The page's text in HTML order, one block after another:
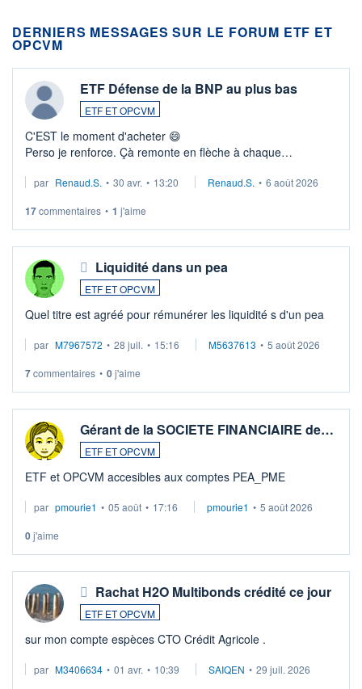
DERNIERS MESSAGES SUR LE FORUM ETF ET
OPCVM
ETF Défense de la BNP au plus bas
ETF ET OPCVM
C'EST le moment d'acheter 😄​
Perso je renforce. Çà remonte en flèche à chaque
Investissement long terme tip top pour sa retraite.
par Renaud.S. • 30 avr. • 13:20 Renaud.S. • 6 août 2026
17commentaires • 1 j'aime
Liquidité dans un pea
ETF ET OPCVM
Quel titre est agréé pour rémunérer les liquidité s d'un pea
par M7967572 • 28 juil. • 15:16 M5637613 • 5 août 2026
7commentaires • 0j'aime
Gérant de la SOCIETE FINANCIAIRE de…
ETF ET OPCVM
ETF et OPCVM accesibles aux comptes PEA_PME
par pmourie1 • 05 août • 17:16 pmourie1 • 5 août 2026
0j'aime
Rachat H2O Multibonds crédité ce jour
ETF ET OPCVM
sur mon compte espèces CTO Crédit Agricole .
par M3406634 • 01 avr. • 10:39 SAIQEN • 29 juil. 2026